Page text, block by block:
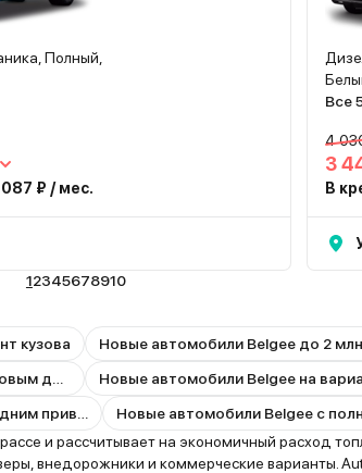
Полный,
₽ / мес.
Все
4
3
В
12345678910
кузова Новые автомобили Belgee до 2
Новые автомобили Belgee на
и рассчитывает на экономичный расход
внедорожники и коммерческие варианты.